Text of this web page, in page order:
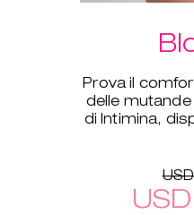
Prova il
delle
di Intimina,